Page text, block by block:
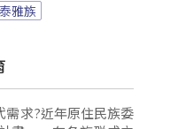
泰雅族
需求?近年原住民族委